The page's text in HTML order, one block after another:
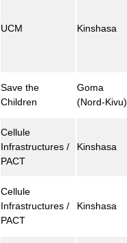
UCM Kinshasa
Save the
Children
Goma
(Nord-Kivu)
Cellule
Infrastructures /
PACT
Kinshasa
Cellule
Infrastructures /
PACT
Kinshasa